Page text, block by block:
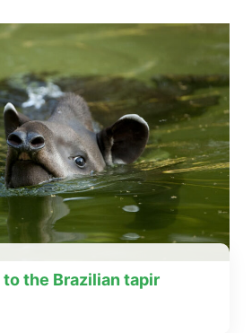
to the Brazilian tapir